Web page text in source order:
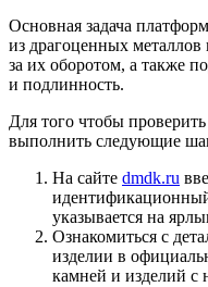
Основная задача
из драгоценных металлов
за их оборотом, а также
и подлинность.
Для того чтобы
выполнить следующие
На сайте dmdk.ru
указывается на
Ознакомиться с
изделии в
камней и изделий с